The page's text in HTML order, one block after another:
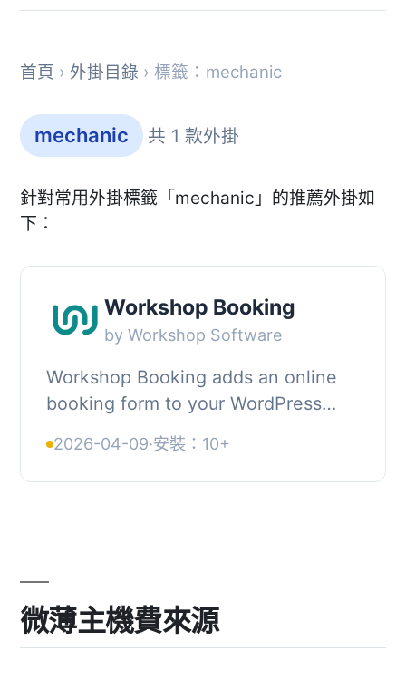
首頁 › 外掛目錄 › 標籤：mechanic
mechanic 共 1 款外掛
針對常用外掛標籤「mechanic」的推薦外掛如
下：
Workshop Booking
by Workshop Software
Workshop Booking adds an online
booking form to your WordPress
Software account. Customers can:, ,
Browse available ...
2026-04-09·安裝：10+
微薄主機費來源